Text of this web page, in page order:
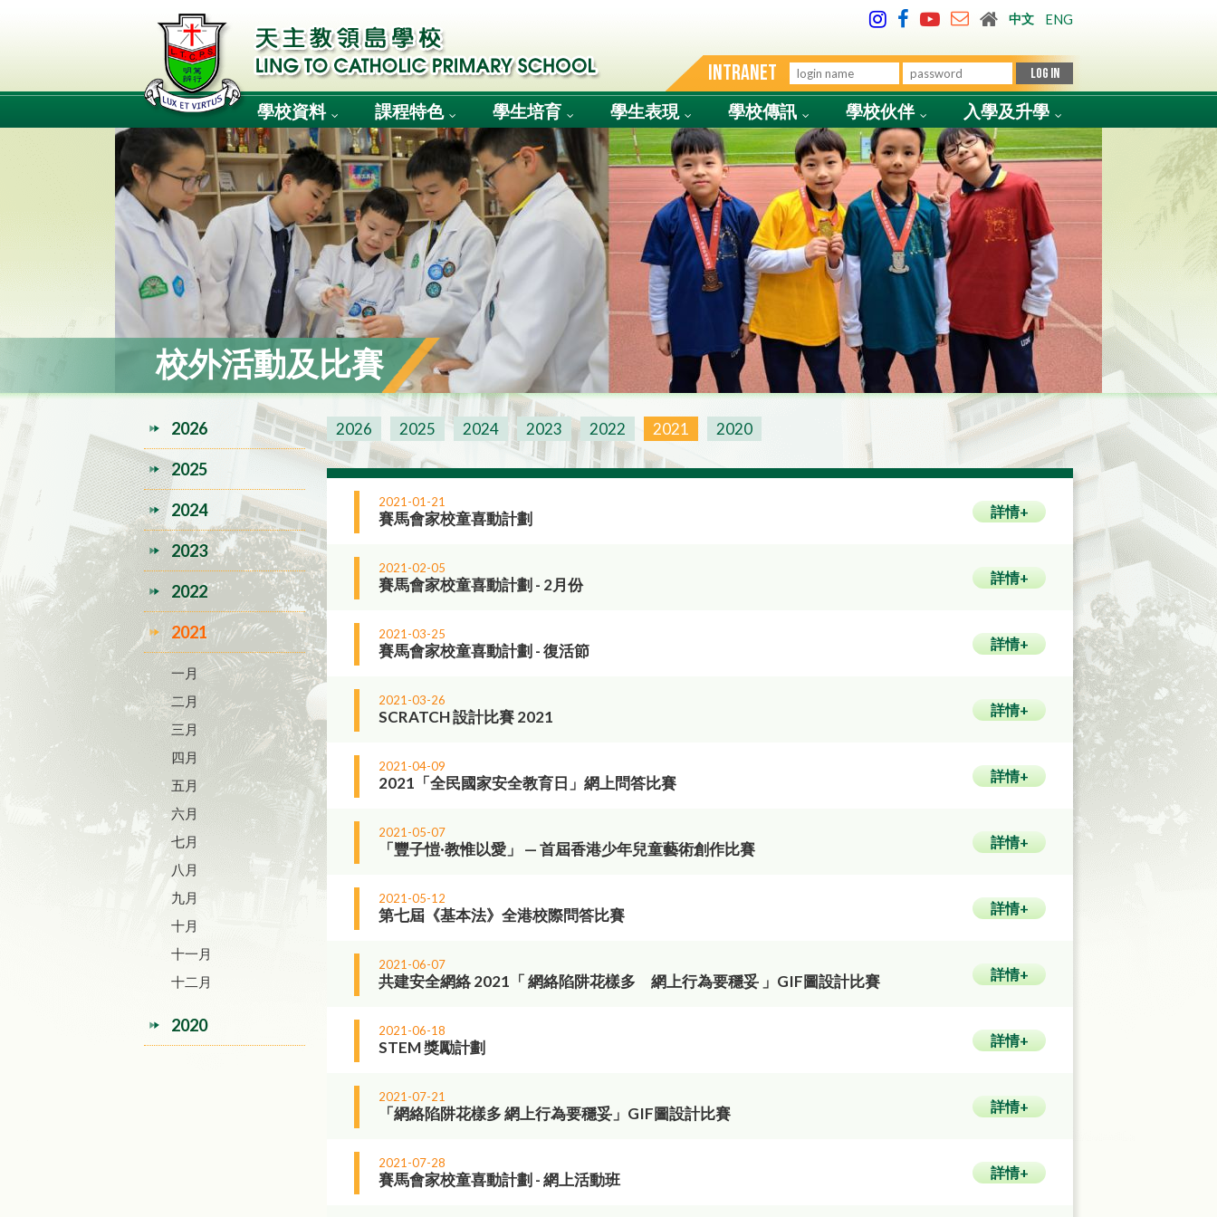
中文 ENG
INTRANET
學校資料 課程特色 學生培育 學生表現 學校傳訊 學校伙伴 入學及升學
校外活動及比賽
2026 2025 2024 2023 2022 2021 2020
2026
2025
2024
2023
2022
2021
一月
二月
三月
四月
五月
六月
七月
八月
九月
十月
十一月
十二月
2020
2021-01-21
賽馬會家校童喜動計劃 詳情+
2021-02-05
賽馬會家校童喜動計劃 - 2月份 詳情+
2021-03-25
賽馬會家校童喜動計劃 - 復活節 詳情+
2021-03-26
SCRATCH 設計比賽 2021 詳情+
2021-04-09
2021「全民國家安全教育日」網上問答比賽 詳情+
2021-05-07
「豐子愷·教惟以愛」 — 首屆香港少年兒童藝術創作比賽 詳情+
2021-05-12
第七屆《基本法》全港校際問答比賽 詳情+
2021-06-07
共建安全網絡 2021「 網絡陷阱花樣多 網上行為要穩妥 」GIF圖設計比賽 詳情+
2021-06-18
STEM 獎勵計劃 詳情+
2021-07-21
「網絡陷阱花樣多 網上行為要穩妥」GIF圖設計比賽 詳情+
2021-07-28
賽馬會家校童喜動計劃 - 網上活動班 詳情+